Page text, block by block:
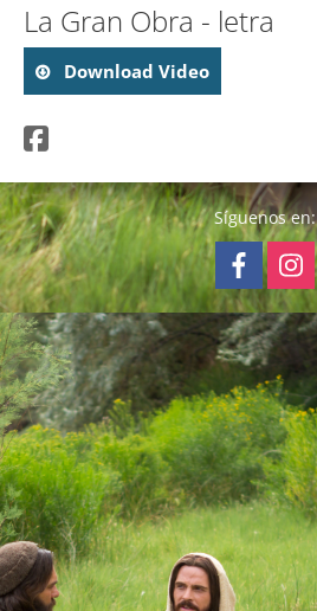
La Gran Obra - letra
Download Video
Síguenos en: